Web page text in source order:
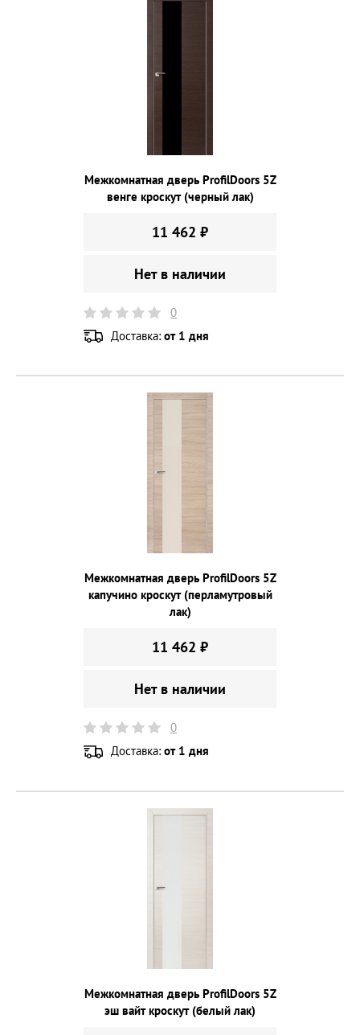
Межкомнатная дверь ProfilDoors 5Z
венге кроскут (черный лак)
11 462 ₽
Нет в наличии
0
Доставка: от 1 дня
Межкомнатная дверь ProfilDoors 5Z
капучино кроскут (перламутровый
лак)
11 462 ₽
Нет в наличии
0
Доставка: от 1 дня
Межкомнатная дверь ProfilDoors 5Z
эш вайт кроскут (белый лак)